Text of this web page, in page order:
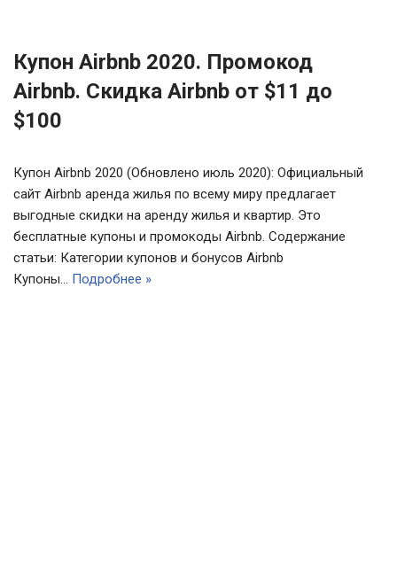
Купон Airbnb 2020. Промокод
Airbnb. Скидка Airbnb от $11 до
$100
Купон Airbnb 2020 (Обновлено июль 2020): Официальный
сайт Airbnb аренда жилья по всему миру предлагает
выгодные скидки на аренду жилья и квартир. Это
бесплатные купоны и промокоды Airbnb. Содержание
статьи: Категории купонов и бонусов Airbnb
Купоны… Подробнее »